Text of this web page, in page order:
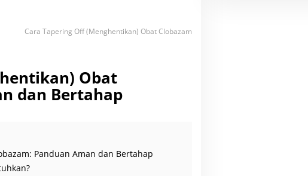
Cara Tapering Off (Menghentikan) Obat Clobazam
Obat
dan Bertahap
Panduan Aman dan Bertahap